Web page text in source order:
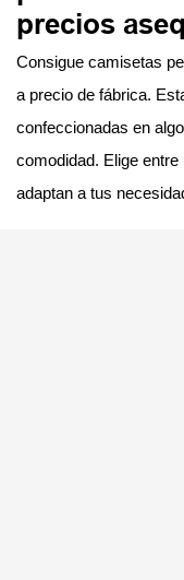
precios
Consigue camisetas
a precio de fábrica.
confeccionadas en
comodidad. Elige
adaptan a tus